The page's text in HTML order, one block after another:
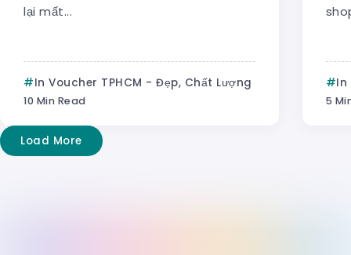
lại mất...
In Voucher TPHCM - Đẹp, Chất Lượng
10 Min Read
In
5
Load More